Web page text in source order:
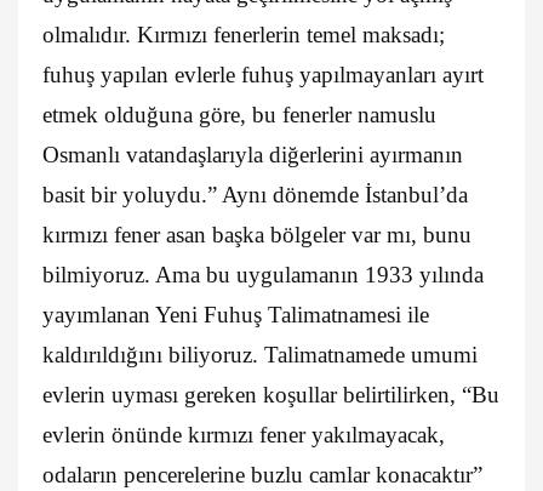
olmalıdır. Kırmızı fenerlerin temel maksadı;
fuhuş yapılan evlerle fuhuş yapılmayanları ayırt
etmek olduğuna göre, bu fenerler namuslu
Osmanlı vatandaşlarıyla diğerlerini ayırmanın
basit bir yoluydu.” Aynı dönemde İstanbul’da
kırmızı fener asan başka bölgeler var mı, bunu
bilmiyoruz. Ama bu uygulamanın 1933 yılında
yayımlanan Yeni Fuhuş Talimatnamesi ile
kaldırıldığını biliyoruz. Talimatnamede umumi
evlerin uyması gereken koşullar belirtilirken, “Bu
evlerin önünde kırmızı fener yakılmayacak,
odaların pencerelerine buzlu camlar konacaktır”